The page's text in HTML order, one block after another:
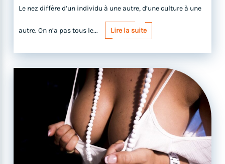
Le nez diffère d’un individu à une autre, d’une culture à une
autre. On n’a pas tous le... Lire la suite